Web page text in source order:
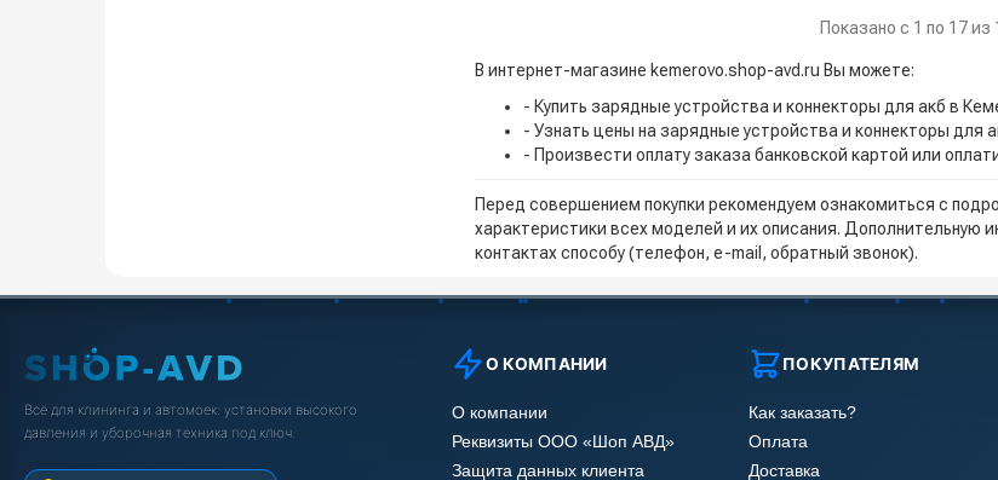
Показано с 1 по 17
В интернет-магазине kemerovo.shop-avd.ru Вы можете:
- Купить зарядные устройства и коннекторы для акб в
- Узнать цены на зарядные устройства и коннекторы для
- Произвести оплату заказа банковской картой или
Перед совершением покупки рекомендуем ознакомиться с
характеристики всех моделей и их описания. Дополнительную
контактах способу (телефон, e-mail, обратный звонок).
Всё для клининга и автомоек: установки высокого
давления и уборочная техника под ключ.
О КОМПАНИИ
О компании
Реквизиты ООО «Шоп АВД»
Защита данных клиента
ПОКУПАТЕЛЯМ
Как заказать?
Оплата
Доставка